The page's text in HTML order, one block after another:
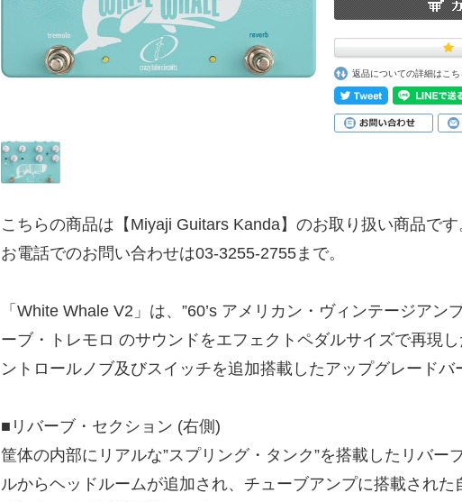
返品についての詳細はこち
こちらの商品は【Miyaji Guitars Kanda】のお取り扱い商品です
お電話でのお問い合わせは03-3255-2755まで。
「White Whale V2」は、”60’s アメリカン・ヴィンテージアン
ーブ・トレモロ のサウンドをエフェクトペダルサイズで再現
ントロールノブ及びスイッチを追加搭載したアップグレードバ
■リバーブ・セクション (右側)
筐体の内部にリアルな”スプリング・タンク”を搭載したリバー
ルからヘッドルームが追加され、チューブアンプに搭載され